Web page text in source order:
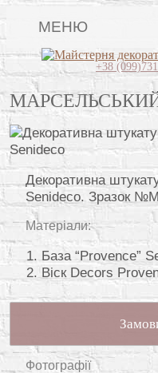
МЕНЮ
Lincrusta
Види штукатурок
Поклейка шпалер
Картини
Декоративні панно
Відео
Питання-відповідь
Про нас
Контакти
+38
МАРСЕЛЬСЬКИЙ
Декоративна
Senideco. Зразок
Матеріали:
База “Provence”
Віск Decors
Фотографії